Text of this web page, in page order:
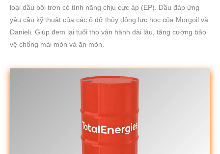
loại dầu bôi trơn có tính năng chịu cực áp (EP). Dầu đáp ứng
yêu cầu kỹ thuật của các ổ đỡ thủy động lực học của Morgoil và
Danieli. Giúp đem lại tuổi thọ vận hành dài lâu, tăng cường bảo
vệ chống mài mòn và ăn mòn.